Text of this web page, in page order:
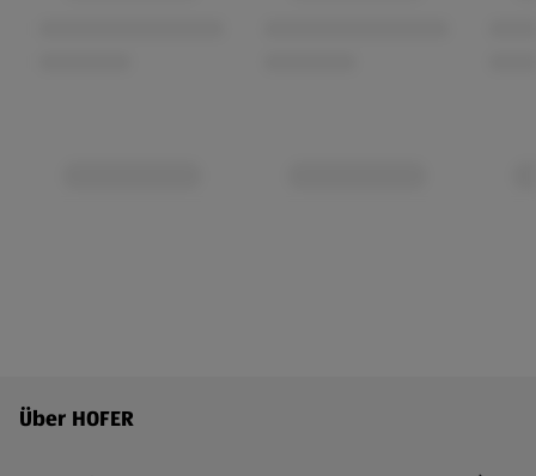
Fußzeilenmenü - weitere Links
Über HOFER